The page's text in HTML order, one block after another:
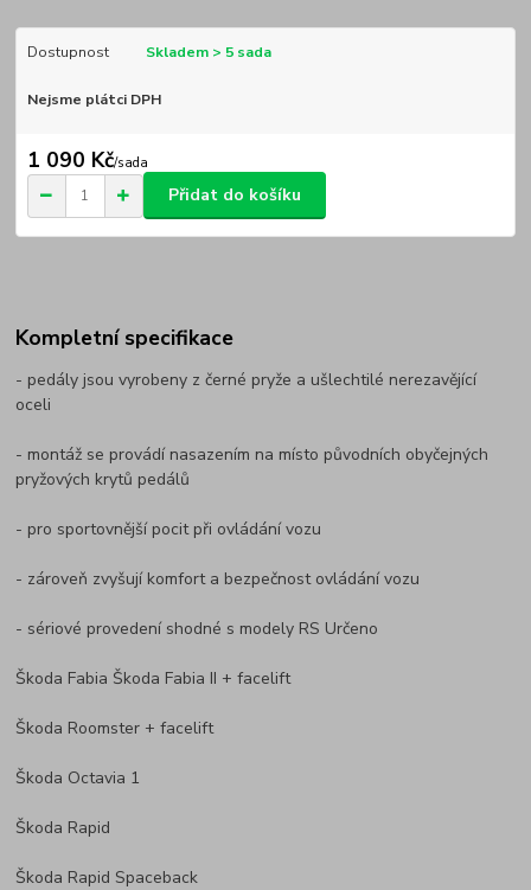
Dostupnost Skladem > 5 sada
Nejsme plátci DPH
1 090 Kč/sada
Přidat do košíku
Kompletní specifikace
- pedály jsou vyrobeny z černé pryže a ušlechtilé nerezavějící
oceli
- montáž se provádí nasazením na místo původních obyčejných
pryžových krytů pedálů
- pro sportovnější pocit při ovládání vozu
- zároveň zvyšují komfort a bezpečnost ovládání vozu
- sériové provedení shodné s modely RS Určeno
Škoda Fabia Škoda Fabia II + facelift
Škoda Roomster + facelift
Škoda Octavia 1
Škoda Rapid
Škoda Rapid Spaceback